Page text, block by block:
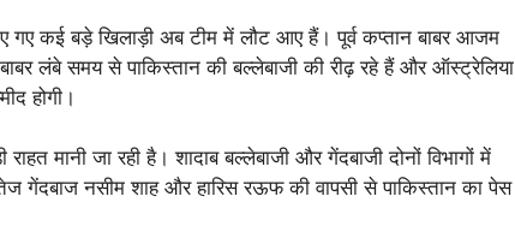
गए कई बड़े खिलाड़ी अब टीम में लौट आए हैं। पूर्व कप्तान बाबर आजम
लंबे समय से पाकिस्तान की बल्लेबाजी की रीढ़ रहे हैं और ऑस्ट्रेलिया
होगी।
मानी जा रही है। शादाब बल्लेबाजी और गेंदबाजी दोनों विभागों में
गेंदबाज नसीम शाह और हारिस रऊफ की वापसी से पाकिस्तान का पेस